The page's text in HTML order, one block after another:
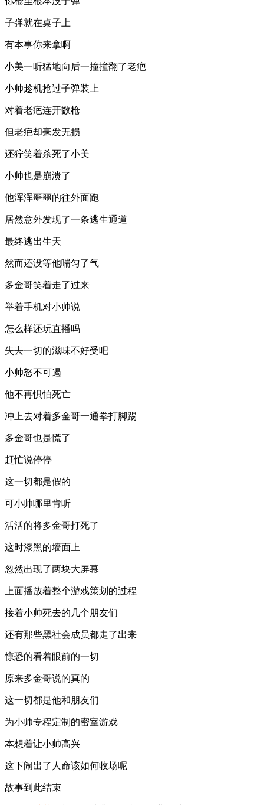
子弹就在桌子上
有本事你来拿啊
小美一听猛地向后一撞撞翻了老疤
小帅趁机抢过子弹装上
对着老疤连开数枪
但老疤却毫发无损
还狞笑着杀死了小美
小帅也是崩溃了
他浑浑噩噩的往外面跑
居然意外发现了一条逃生通道
最终逃出生天
然而还没等他喘匀了气
多金哥笑着走了过来
举着手机对小帅说
怎么样还玩直播吗
失去一切的滋味不好受吧
小帅怒不可遏
他不再惧怕死亡
冲上去对着多金哥一通拳打脚踢
多金哥也是慌了
赶忙说停停
这一切都是假的
可小帅哪里肯听
活活的将多金哥打死了
这时漆黑的墙面上
忽然出现了两块大屏幕
上面播放着整个游戏策划的过程
接着小帅死去的几个朋友们
还有那些黑社会成员都走了出来
惊恐的看着眼前的一切
原来多金哥说的真的
这一切都是他和朋友们
为小帅专程定制的密室游戏
本想着让小帅高兴
这下闹出了人命该如何收场呢
故事到此结束